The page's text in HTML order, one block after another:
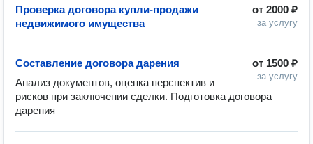
от 2000 ₽
за услугу
Проверка договора купли-продажи
недвижимого имущества
от 1500 ₽
за услугу
Составление договора дарения
Анализ документов, оценка перспектив и
рисков при заключении сделки. Подготовка договора
дарения